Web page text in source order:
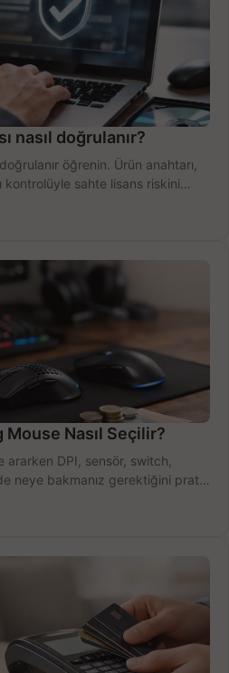
nasıl doğrulanır?
öğrenin. Ürün anahtarı,
kontrolüyle sahte lisans riskini
Nasıl Seçilir?
DPI, sensör, switch,
neye bakmanız gerektiğini pratik